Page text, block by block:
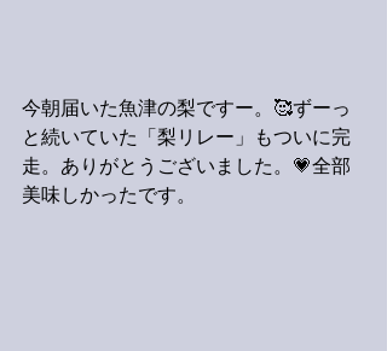
今朝届いた魚津の梨ですー。🥰ずーっ
と続いていた「梨リレー」もついに完
走。ありがとうございました。💗全部
美味しかったです。